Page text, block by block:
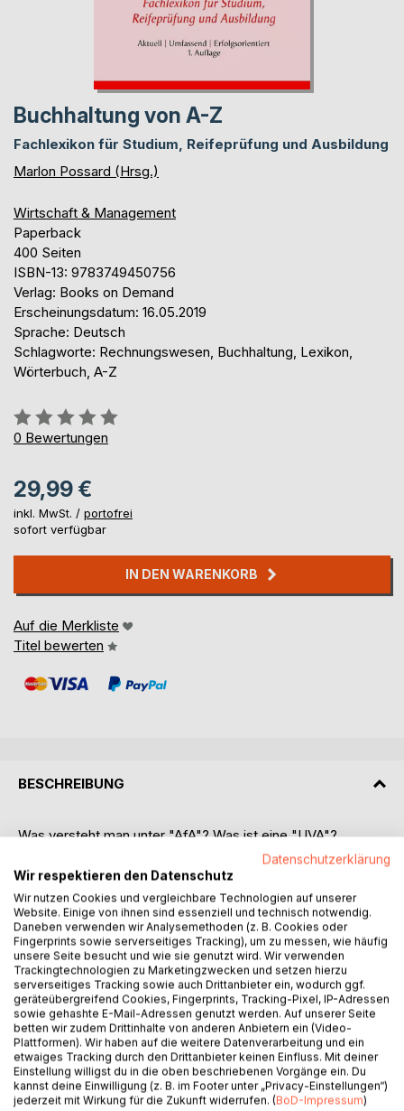
Buchhaltung von A-Z
Fachlexikon für Studium, Reifeprüfung und Ausbildung
Marlon Possard (Hrsg.)
Wirtschaft & Management
Paperback
400 Seiten
ISBN-13: 9783749450756
Verlag: Books on Demand
Erscheinungsdatum: 16.05.2019
Sprache: Deutsch
Schlagworte: Rechnungswesen, Buchhaltung, Lexikon,
Wörterbuch, A-Z
Bewertung::
0%
0 Bewertungen
29,99 €
inkl. MwSt. / portofrei
sofort verfügbar
IN DEN WARENKORB
Auf die Merkliste
Titel bewerten
BESCHREIBUNG
Was versteht man unter "AfA"? Was ist eine "UVA"?
Welche Rolle spielt das Unternehmensgesetzbuch (UGB)
im Bereich der Buchhaltung, welche Rolle das
Einkommenssteuergesetz (EStG)? Rechnungswesen,
speziell der Bereich Buchhaltung, wird in jedem
Unternehmen zunehmend wichtiger. Deshalb ist es gerade
für Studierende, MaturantInnen, Auszubildende und
PraktikerInnen signifikant, sich schon frühzeitig mit der
Fachterminologie zu beschäftigen, um sich das
erforderliche Wissen anzueignen. Dieses
Nachschlagewerk möchte dabei Unterstützung sein.
Das Lexikon umfasst die wichtigsten Fachbegriffe aus
dem Bereich Buchhaltung, die präzise in alphabetischer
Reihenfolge erläutert werden. Die Auflage berücksichtigt
Datenschutzerklärung
Wir respektieren den Datenschutz
Wir nutzen Cookies und vergleichbare Technologien auf unserer
Website. Einige von ihnen sind essenziell und technisch notwendig.
Daneben verwenden wir Analysemethoden (z. B. Cookies oder
Fingerprints sowie serverseitiges Tracking), um zu messen, wie häufig
unsere Seite besucht und wie sie genutzt wird. Wir verwenden
Trackingtechnologien zu Marketingzwecken und setzen hierzu
serverseitiges Tracking sowie auch Drittanbieter ein, wodurch ggf.
geräteübergreifend Cookies, Fingerprints, Tracking-Pixel, IP-Adressen
sowie gehashte E-Mail-Adressen genutzt werden. Auf unserer Seite
betten wir zudem Drittinhalte von anderen Anbietern ein (Video-
Plattformen). Wir haben auf die weitere Datenverarbeitung und ein
etwaiges Tracking durch den Drittanbieter keinen Einfluss. Mit deiner
Einstellung willigst du in die oben beschriebenen Vorgänge ein. Du
kannst deine Einwilligung (z. B. im Footer unter „Privacy-Einstellungen“)
jederzeit mit Wirkung für die Zukunft widerrufen. (BoD-Impressum)